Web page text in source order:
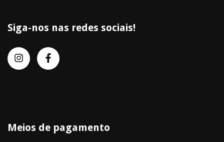
Siga-nos nas redes sociais!
Meios de pagamento